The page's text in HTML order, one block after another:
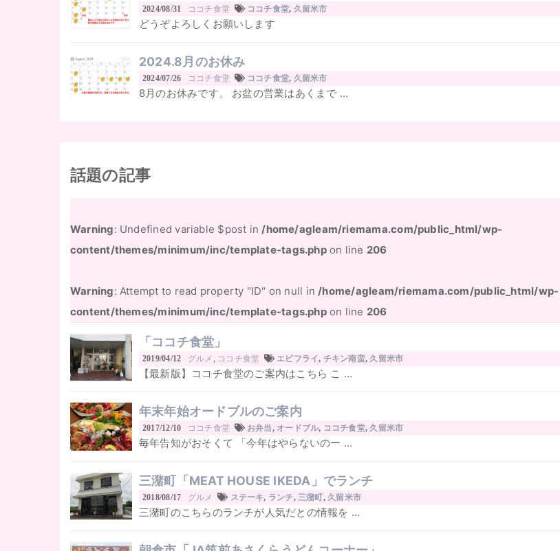
2024/08/31 ココチ食堂 ココチ食堂, 久留米市
どうぞよろしくお願いします
2024.8月のお休み
2024/07/26 ココチ食堂 ココチ食堂, 久留米市
8月のお休みです。 お盆の営業はあくまで …
話題の記事
Warning: Undefined variable $post in/home/agleam/riemama.com/public_html/wp-
content/themes/minimum/inc/template-tags.phpon line 206
Warning: Attempt to read property "ID" on null in/home/agleam/riemama.com/public_html/wp-
content/themes/minimum/inc/template-tags.phpon line 206
「ココチ食堂」
2019/04/12 グルメ , ココチ食堂 エビフライ, チキン南蛮, 久留米市
【最新版】ココチ食堂のご案内はこちら こ …
年末年始オードブルのご案内
2017/12/10 ココチ食堂 お弁当, オードブル, ココチ食堂, 久留米市
毎年告知がおそくて 「今年はやらないのー …
三潴町「MEAT HOUSE IKEDA」でランチ
2018/08/17 グルメ ステーキ, ランチ, 三潴町, 久留米市
三潴町のこちらのランチが人気だとの情報を …